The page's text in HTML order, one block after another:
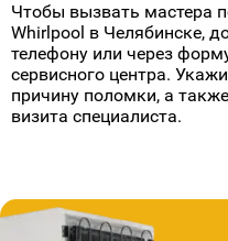
Чтобы вызвать мастера
Whirlpool в Челябинске,
телефону или через
сервисного центра.
причину поломки, а
визита специалиста.